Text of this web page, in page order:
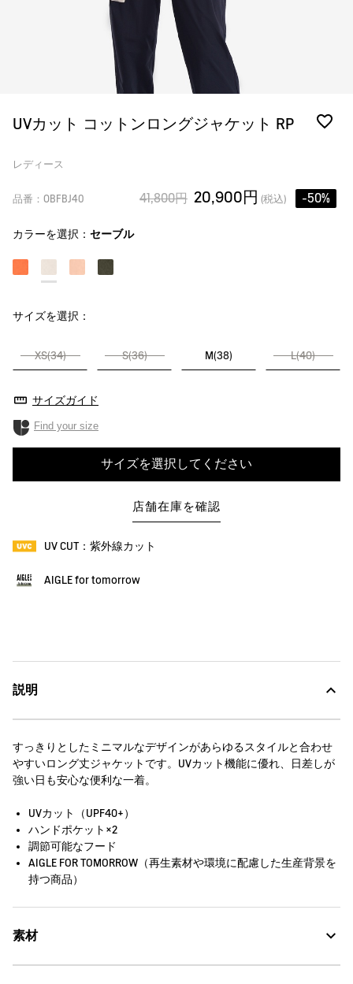
UVカット コットンロングジャケット RP
レディース
品番：OBFBJ40 41,800円 20,900円 (税込) -50%
カラーを選択： セーブル
サイズを選択：
XS(34) S(36) M(38) L(40)
サイズガイド
Find your size
サイズを選択してください
店舗在庫を確認
UV CUT：紫外線カット
AIGLE for tomorrow
説明
すっきりとしたミニマルなデザインがあらゆるスタイルと合わせ
やすいロング丈ジャケットです。UVカット機能に優れ、日差しが
強い日も安心な便利な一着。
UVカット（UPF40+）
ハンドポケット×2
調節可能なフード
AIGLE FOR TOMORROW（再生素材や環境に配慮した生産背景を
持つ商品）
素材